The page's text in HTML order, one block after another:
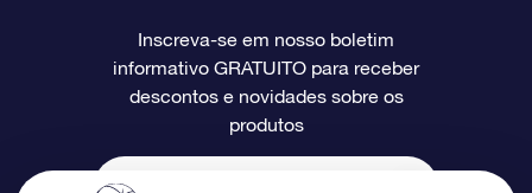
Avaliações
O cartão de presente da OSR
Presentes corporativos
Página estelar personalizada
Um Milhão de Estrelas
Informações de pagamento
Inscreva-se em nosso boletim
informativo GRATUITO para receber
descontos e novidades sobre os
produtos